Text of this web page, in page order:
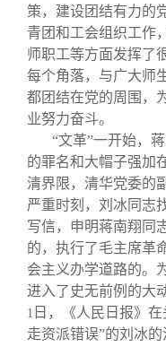
策，建设团结有力的
青团和工会组织工作
师职工等方面发挥了
每个角落，与广大师
都团结在党的周围，
业努力奋斗。
“文革”一开始，
的罪名和大帽子强加
清界限，清华党委的
严重时刻，刘冰同志
写信，申明蒋南翔同
的，执行了毛主席革
会主义办学道路的。
进入了史无前例的大
1 日，《人民日报》在
走资派错误”的刘冰